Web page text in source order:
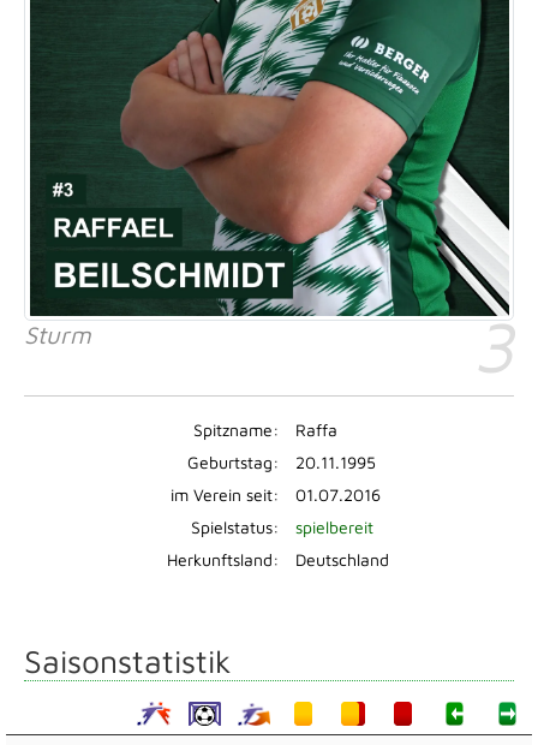
3
Sturm
Spitzname:
Raffa
Geburtstag:
20.11.1995
im Verein seit:
01.07.2016
Spielstatus:
spielbereit
Herkunftsland:
Deutschland
Saisonstatistik